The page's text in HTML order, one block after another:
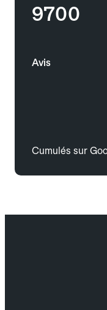
9700
Avis
Cumulés sur